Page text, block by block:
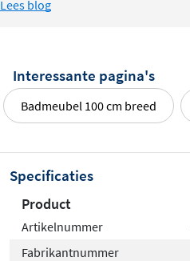
Lees blog
Interessante pagina's
Badmeubel 100 cm breed
Specificaties
Product
Artikelnummer
Fabrikantnummer